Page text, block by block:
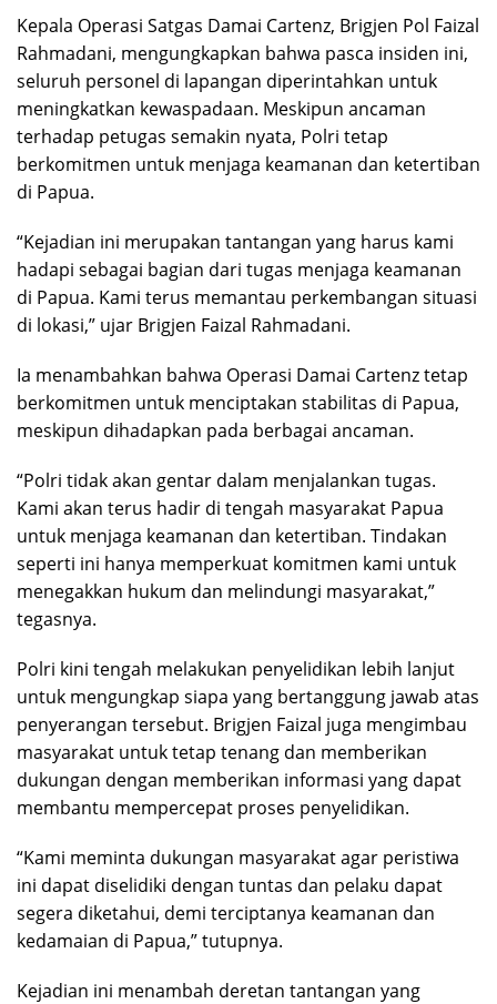
Kepala Operasi Satgas Damai Cartenz, Brigjen Pol Faizal
Rahmadani, mengungkapkan bahwa pasca insiden ini,
seluruh personel di lapangan diperintahkan untuk
meningkatkan kewaspadaan. Meskipun ancaman
terhadap petugas semakin nyata, Polri tetap
berkomitmen untuk menjaga keamanan dan ketertiban
di Papua.
“Kejadian ini merupakan tantangan yang harus kami
hadapi sebagai bagian dari tugas menjaga keamanan
di Papua. Kami terus memantau perkembangan situasi
di lokasi,” ujar Brigjen Faizal Rahmadani.
Ia menambahkan bahwa Operasi Damai Cartenz tetap
berkomitmen untuk menciptakan stabilitas di Papua,
meskipun dihadapkan pada berbagai ancaman.
“Polri tidak akan gentar dalam menjalankan tugas.
Kami akan terus hadir di tengah masyarakat Papua
untuk menjaga keamanan dan ketertiban. Tindakan
seperti ini hanya memperkuat komitmen kami untuk
menegakkan hukum dan melindungi masyarakat,”
tegasnya.
Polri kini tengah melakukan penyelidikan lebih lanjut
untuk mengungkap siapa yang bertanggung jawab atas
penyerangan tersebut. Brigjen Faizal juga mengimbau
masyarakat untuk tetap tenang dan memberikan
dukungan dengan memberikan informasi yang dapat
membantu mempercepat proses penyelidikan.
“Kami meminta dukungan masyarakat agar peristiwa
ini dapat diselidiki dengan tuntas dan pelaku dapat
segera diketahui, demi terciptanya keamanan dan
kedamaian di Papua,” tutupnya.
Kejadian ini menambah deretan tantangan yang